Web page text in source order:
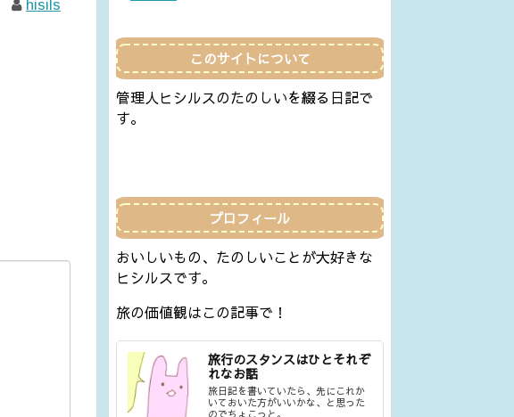
このサイトについて
管理人ヒシルスのたのしいを綴る日記で
す。
プロフィール
おいしいもの、たのしいことが大好きな
ヒシルスです。
旅の価値観はこの記事で！
旅行のスタンスはひとそれぞ
れなお話
旅日記を書いていたら、先にこれか
いておいた方がいいかな、と思った
のでちょこっと。